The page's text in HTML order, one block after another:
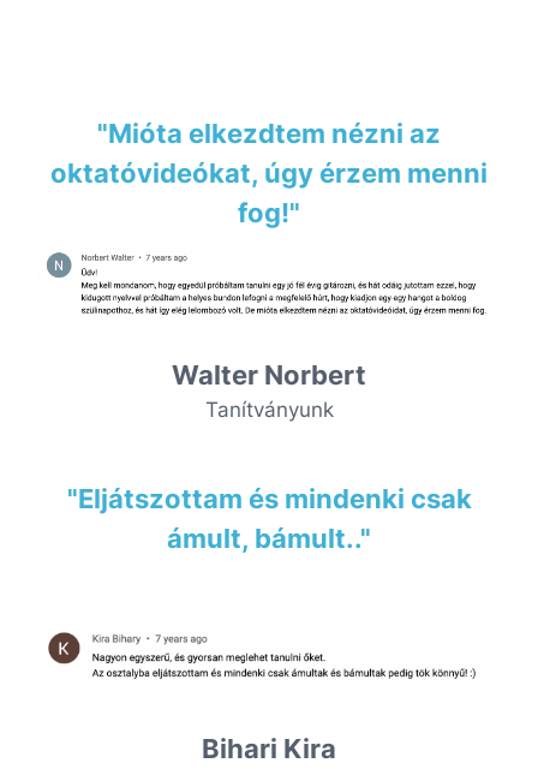
"Mióta elkezdtem nézni az
oktatóvideókat, úgy érzem menni
fog!"
Walter Norbert
Tanítványunk
"Eljátszottam és mindenki csak
ámult, bámult.."
Bihari Kira